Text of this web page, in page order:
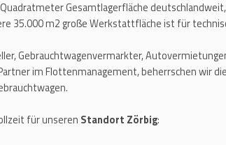
Gesamtlagerfläche
35.000 m2 große Werkstattfläche ist für
Gebrauchtwagenvermarkter,
im Flottenmanagement, beherrschen wir
für unseren Standort Zörbig: